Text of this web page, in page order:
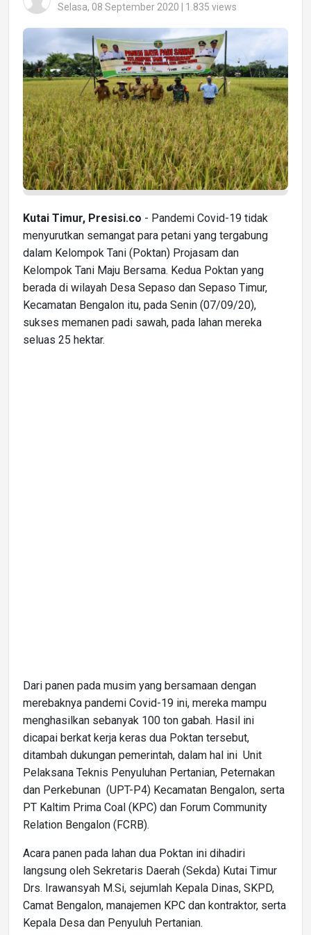
Selasa, 08 September 2020 | 1.835 views
Kutai Timur, Presisi.co - Pandemi Covid-19 tidak
menyurutkan semangat para petani yang tergabung
dalam Kelompok Tani (Poktan) Projasam dan
Kelompok Tani Maju Bersama. Kedua Poktan yang
berada di wilayah Desa Sepaso dan Sepaso Timur,
Kecamatan Bengalon itu, pada Senin (07/09/20),
sukses memanen padi sawah, pada lahan mereka
seluas 25 hektar.
Dari panen pada musim yang bersamaan dengan
merebaknya pandemi Covid-19 ini, mereka mampu
menghasilkan sebanyak 100 ton gabah. Hasil ini
dicapai berkat kerja keras dua Poktan tersebut,
ditambah dukungan pemerintah, dalam hal ini Unit
Pelaksana Teknis Penyuluhan Pertanian, Peternakan
dan Perkebunan (UPT-P4) Kecamatan Bengalon, serta
PT Kaltim Prima Coal (KPC) dan Forum Community
Relation Bengalon (FCRB).
Acara panen pada lahan dua Poktan ini dihadiri
langsung oleh Sekretaris Daerah (Sekda) Kutai Timur
Drs. Irawansyah M.Si, sejumlah Kepala Dinas, SKPD,
Camat Bengalon, manajemen KPC dan kontraktor, serta
Kepala Desa dan Penyuluh Pertanian.